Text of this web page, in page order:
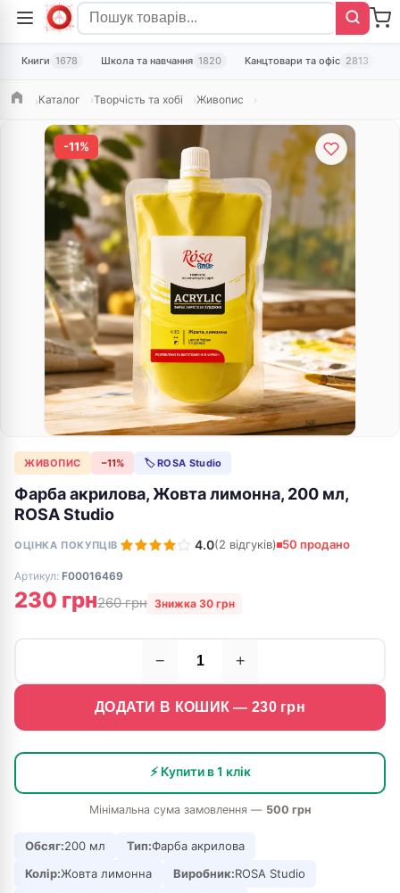
Книги 1678 Школа та навчання 1820 Канцтовари та офіс 2813
ГоловнаКаталог Творчість та хобі Живопис
-11%
ЖИВОПИС −11% 🏷 ROSA Studio
Фарба акрилова, Жовта лимонна, 200 мл,
ROSA Studio
ОЦІНКА ПОКУПЦІВ 4.0(2 відгуків) 50 продано
Артикул: F00016469
230 грн260 грн Знижка 30 грн
− +
ДОДАТИ В КОШИК — 230грн
⚡ Купити в 1 клік
Мінімальна сума замовлення — 500 грн
Обсяг:200 мл Тип:Фарба акрилова
Колір:Жовта лимонна Виробник:ROSA Studio